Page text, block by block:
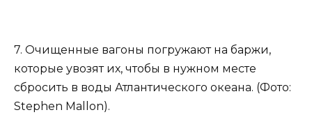
7. Очищенные вагоны погружают на баржи,
которые увозят их, чтобы в нужном месте
сбросить в воды Атлантического океана. (Фото:
Stephen Mallon).